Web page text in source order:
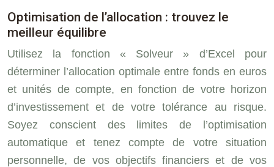
Optimisation de l’allocation : trouvez le
meilleur équilibre
Utilisez la fonction « Solveur » d’Excel pour
déterminer l’allocation optimale entre fonds en euros
et unités de compte, en fonction de votre horizon
d’investissement et de votre tolérance au risque.
Soyez conscient des limites de l’optimisation
automatique et tenez compte de votre situation
personnelle, de vos objectifs financiers et de vos